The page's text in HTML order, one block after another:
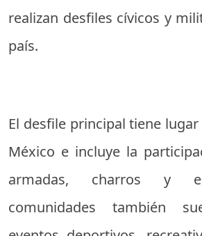
realizan desfiles cívicos y
país.
El desfile principal tiene
México e incluye la
armadas, charros y
comunidades también